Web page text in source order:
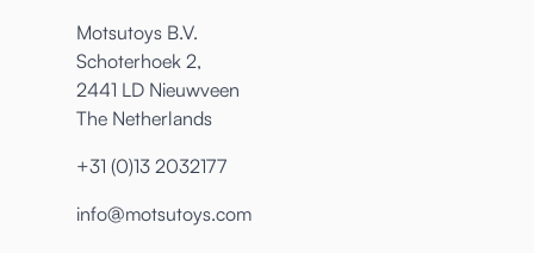
Motsutoys B.V.
Schoterhoek 2,
2441 LD Nieuwveen
The Netherlands
+31 (0)13 2032177
info@motsutoys.com